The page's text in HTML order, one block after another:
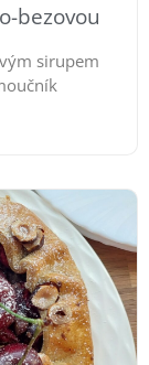
bezovou
sirupem